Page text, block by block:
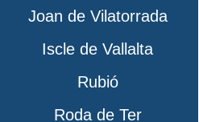
Joan de Vilatorrada
Iscle de Vallalta
Rubió
Roda de Ter